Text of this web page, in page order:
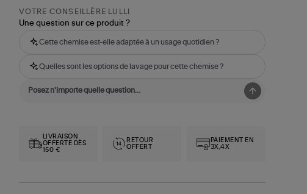
VOTRE CONSEILLÈRE LULLI
Une question sur ce produit ?
Cette chemise est-elle adaptée à un usage quotidien ?
Quelles sont les options de lavage pour cette chemise ?
LIVRAISON
OFFERTE DÈS
150 €
RETOUR
OFFERT
PAIEMENT EN
3X,4X